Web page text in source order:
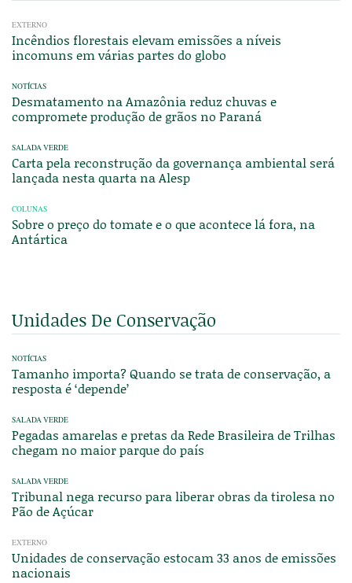
EXTERNO
Incêndios florestais elevam emissões a níveis
incomuns em várias partes do globo
NOTÍCIAS
Desmatamento na Amazônia reduz chuvas e
compromete produção de grãos no Paraná
SALADA VERDE
Carta pela reconstrução da governança ambiental será
lançada nesta quarta na Alesp
COLUNAS
Sobre o preço do tomate e o que acontece lá fora, na
Antártica
Unidades De Conservação
NOTÍCIAS
Tamanho importa? Quando se trata de conservação, a
resposta é ‘depende’
SALADA VERDE
Pegadas amarelas e pretas da Rede Brasileira de Trilhas
chegam no maior parque do país
SALADA VERDE
Tribunal nega recurso para liberar obras da tirolesa no
Pão de Açúcar
EXTERNO
Unidades de conservação estocam 33 anos de emissões
nacionais